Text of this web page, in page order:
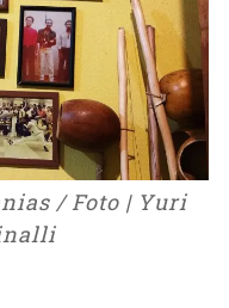
/ Foto | Yuri